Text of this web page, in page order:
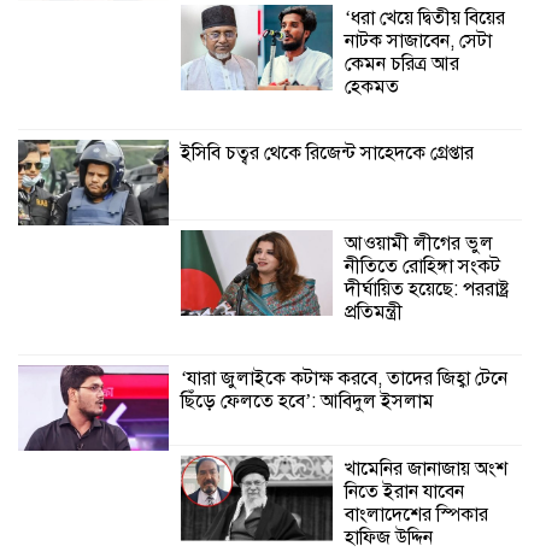
বিনিময় সভা
শ্যামনগরে বনবিভাগ ও সিএমসির সাথে
‘ধরা খেয়ে দ্বিতীয় বিয়ের
নাটক সাজাবেন, সেটা
কেমন চরিত্র আর
হেকমত
ইসিবি চত্বর থেকে রিজেন্ট সাহেদকে গ্রেপ্তার
আওয়ামী লীগের ভুল
নীতিতে রোহিঙ্গা সংকট
দীর্ঘায়িত হয়েছে: পররাষ্ট্র
প্রতিমন্ত্রী
‘যারা জুলাইকে কটাক্ষ করবে, তাদের জিহ্বা টেনে
ছিঁড়ে ফেলতে হবে’: আবিদুল ইসলাম
খামেনির জানাজায় অংশ
নিতে ইরান যাবেন
বাংলাদেশের স্পিকার
হাফিজ উদ্দিন